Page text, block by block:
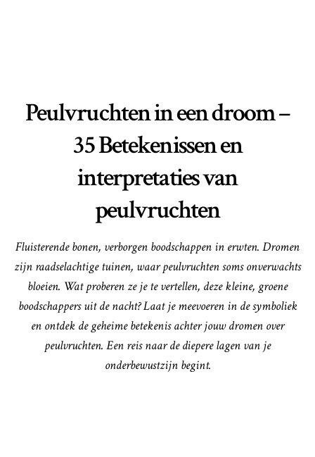
Peulvruchten in een droom –
35 Betekenissen en
interpretaties van
peulvruchten
Fluisterende bonen, verborgen boodschappen in erwten. Dromen
zijn raadselachtige tuinen, waar peulvruchten soms onverwachts
bloeien. Wat proberen ze je te vertellen, deze kleine, groene
boodschappers uit de nacht? Laat je meevoeren in de symboliek
en ontdek de geheime betekenis achter jouw dromen over
peulvruchten. Een reis naar de diepere lagen van je
onderbewustzijn begint.